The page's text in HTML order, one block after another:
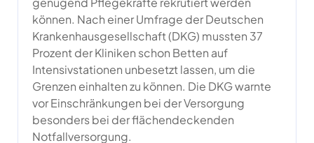
können. Nach einer Umfrage der Deutschen
Krankenhausgesellschaft (DKG) mussten 37
Prozent der Kliniken schon Betten auf
Intensivstationen unbesetzt lassen, um die
Grenzen einhalten zu können. Die DKG warnte
vor Einschränkungen bei der Versorgung
besonders bei der flächendeckenden
Notfallversorgung.